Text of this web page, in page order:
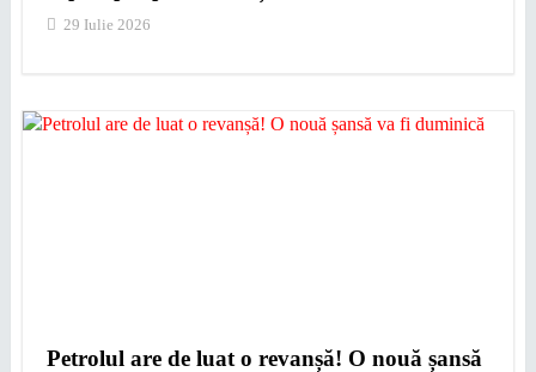
29 Iulie 2026
Petrolul are de luat o revanșă! O nouă șansă